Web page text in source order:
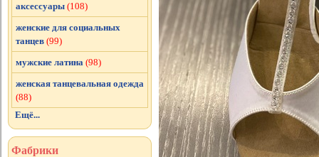
аксессуары (108)
женские для социальных
танцев (99)
мужские латина (98)
женская танцевальная одежда
(88)
Ещё...
Фабрики